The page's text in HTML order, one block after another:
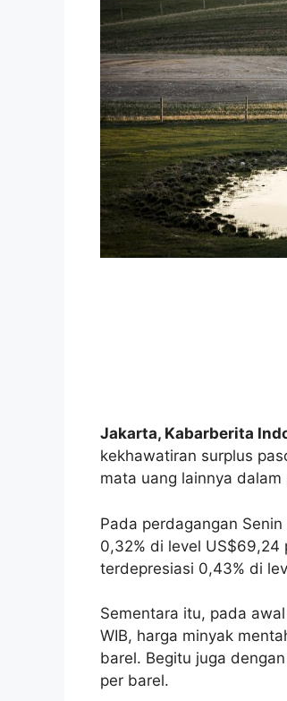
Jakarta, Kabarberita
kekhawatiran surplus
mata uang lainnya
Pada perdagangan
0,32% di level
terdepresiasi 0,43% di
Sementara itu, pada
WIB, harga minyak
barel. Begitu juga
per barel.